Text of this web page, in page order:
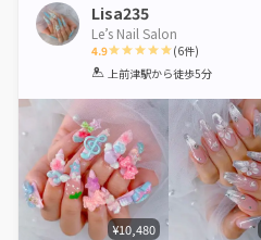
Lisa235
Le’s Nail Salon
4.9
1 2 3 4 5
(6件)
上前津駅から徒歩5分
¥10,480